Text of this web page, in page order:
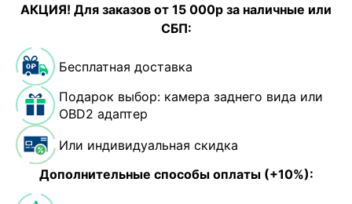
АКЦИЯ! Для заказов от 15 000р за наличные или
СБП:
Бесплатная доставка
Подарок выбор: камера заднего вида или
OBD2 адаптер
Или индивидуальная скидка
Дополнительные способы оплаты (+10%):